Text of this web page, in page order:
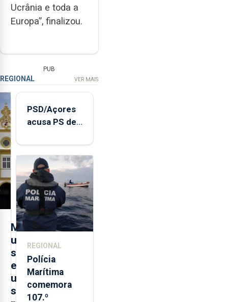
Ucrânia e toda a
Europa”, finalizou.
PUB
REGIONAL VER MAIS
M
u
s
e
u
s
PSD/Açores
acusa PS de
contraditória"
sobre
evolução
turística
REGIONAL
Polícia
Marítima
comemora
107.º